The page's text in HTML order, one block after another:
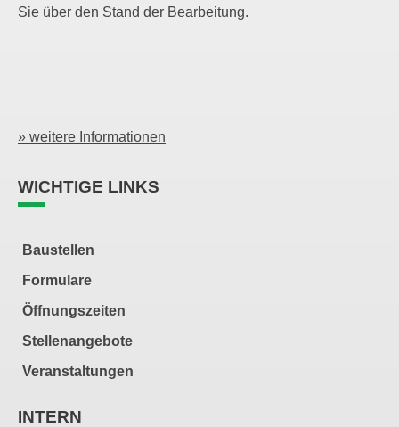
Sie über den Stand der Bearbeitung.
» weitere Informationen
WICHTIGE LINKS
Baustellen
Formulare
Öffnungszeiten
Stellenangebote
Veranstaltungen
INTERN